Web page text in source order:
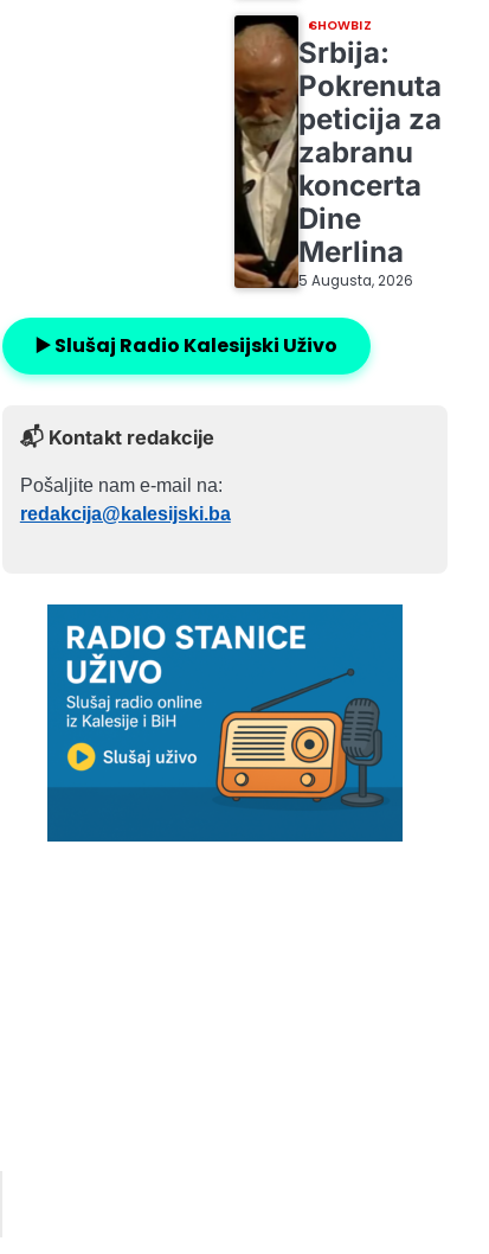
SHOWBIZ
Srbija:
Pokrenuta
peticija za
zabranu
koncerta
Dine
Merlina
5 Augusta, 2026
▶️ Slušaj Radio Kalesijski Uživo
📬 Kontakt redakcije
Pošaljite nam e-mail na:
redakcija@kalesijski.ba